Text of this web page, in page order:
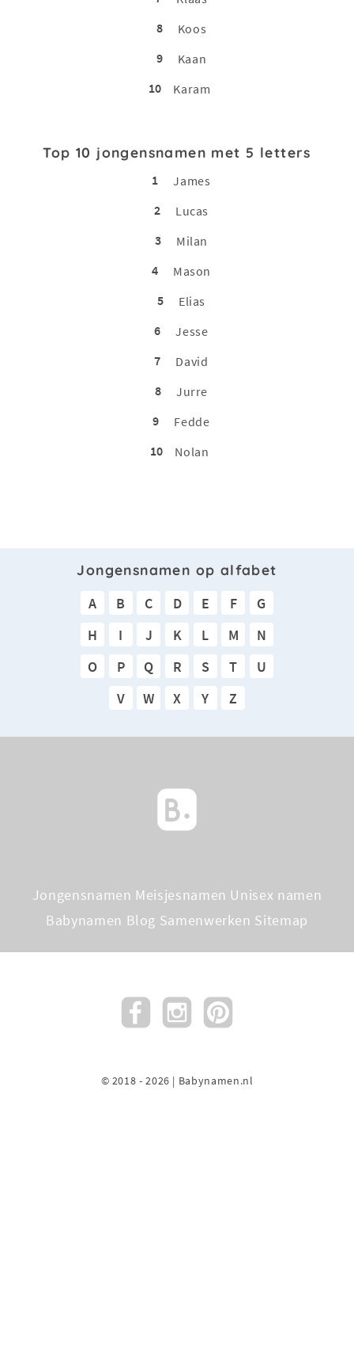
8
Koos
9
Kaan
10
Karam
Top 10 jongensnamen met 5 letters
1
James
2
Lucas
3
Milan
4
Mason
5
Elias
6
Jesse
7
David
8
Jurre
9
Fedde
10
Nolan
Jongensnamen op alfabet
A B C D E F
G
H
I J K L M
N
O
P Q R S T
U
V
W X Y Z
Jongensnamen Meisjesnamen Unisex namen
Babynamen Blog Samenwerken Sitemap
© 2018 - 2026 | Babynamen.nl